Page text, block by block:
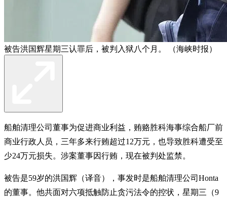
被告洪国辉星期三认罪后，被判入狱八个月。 （海峡时报）
船舶清理公司董事为促进商业利益，贿赂胜科海事综合船厂前
商业行政人员，三年多来行贿超过12万元，也导致胜科遭受至
少24万元损失。涉案董事因行贿，现在被判处监禁。
被告是59岁的洪国辉（译音），事发时是船舶清理公司Honta
的董事。他共面对六项抵触防止贪污法令的控状，星期三（9